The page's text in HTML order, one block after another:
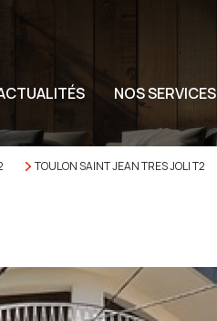
NOS SERVICES
TOULON SAINT JEAN TRES JOLI T2